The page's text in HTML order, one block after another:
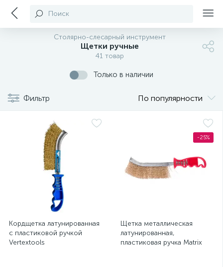
Поиск
Столярно-слесарный инструмент
Щетки ручные
41 товар
Только в наличии
Фильтр По популярности
Кордщетка латунированная
с пластиковой ручкой
Vertextools
-25%
Щетка металлическая
латунированная,
пластиковая ручка Matrix